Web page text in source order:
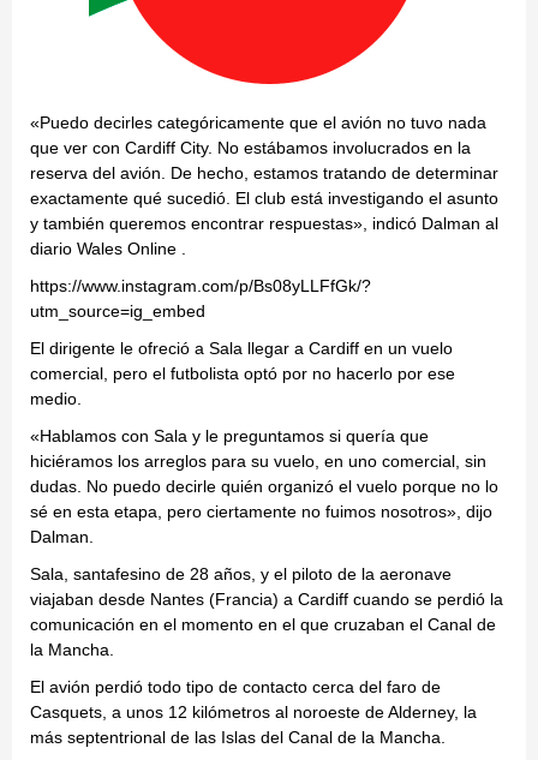
«Puedo decirles categóricamente que el avión no tuvo nada
que ver con Cardiff City. No estábamos involucrados en la
reserva del avión. De hecho, estamos tratando de determinar
exactamente qué sucedió. El club está investigando el asunto
y también queremos encontrar respuestas», indicó Dalman al
diario Wales Online .
https://www.instagram.com/p/Bs08yLLFfGk/?
utm_source=ig_embed
El dirigente le ofreció a Sala llegar a Cardiff en un vuelo
comercial, pero el futbolista optó por no hacerlo por ese
medio.
«Hablamos con Sala y le preguntamos si quería que
hiciéramos los arreglos para su vuelo, en uno comercial, sin
dudas. No puedo decirle quién organizó el vuelo porque no lo
sé en esta etapa, pero ciertamente no fuimos nosotros», dijo
Dalman.
Sala, santafesino de 28 años, y el piloto de la aeronave
viajaban desde Nantes (Francia) a Cardiff cuando se perdió la
comunicación en el momento en el que cruzaban el Canal de
la Mancha.
El avión perdió todo tipo de contacto cerca del faro de
Casquets, a unos 12 kilómetros al noroeste de Alderney, la
más septentrional de las Islas del Canal de la Mancha.